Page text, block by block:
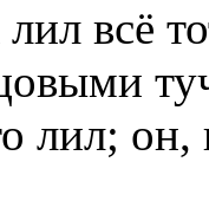
лил всё
лил; он,